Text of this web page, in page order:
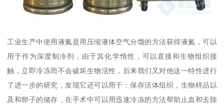
工业生产中使用液氮是用压缩液体空气分馏的方法获得液氮，可以
用于作为深度制冷剂，由于其化学惰性，可以直接和生物组织接
触，立即冷冻而不会破坏生物活性，后来我们又对他这一特性进行
了进一步的研究，发现它还可以用于：保存活体组织，生物样品以
及和卵子的储存，在手术中可以用迅速冷冻的方法帮助止血和去除